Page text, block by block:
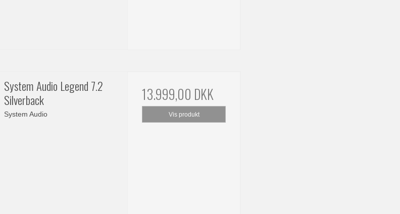
System Audio Legend 7.2
Silverback
System Audio
13.999,00 DKK
Vis produkt